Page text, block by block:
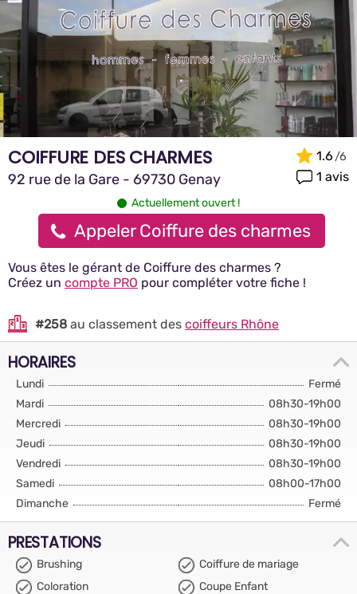
COIFFURE DES CHARMES
92 rue de la Gare - 69730 Genay
1.6
1 avis
Actuellement ouvert !
Appeler Coiffure des charmes
Vous êtes le gérant de Coiffure des charmes ?
Créez un compte PRO pour compléter votre fiche !
#258 au classement des coiffeurs Rhône
HORAIRES
Lundi
Fermé
Mardi
08h30-19h00
Mercredi
08h30-19h00
Jeudi
08h30-19h00
Vendredi
08h30-19h00
Samedi
08h00-17h00
Dimanche
Fermé
PRESTATIONS
Brushing
Coiffure de mariage
Coloration
Coupe Enfant